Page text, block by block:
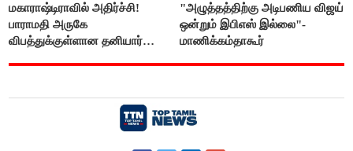
மகாராஷ்டிராவில் அதிர்ச்சி!
பாராமதி அருகே
விபத்துக்குள்ளான தனியார்
"அழுத்தத்திற்கு அடிபணிய விஜய்
ஒன்றும் இபிஎஸ் இல்லை"-
மாணிக்கம்தாகூர்